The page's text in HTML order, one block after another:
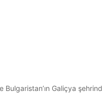
Galiçya